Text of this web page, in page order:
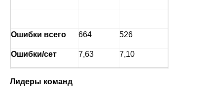
Ошибки всего 664 526
Ошибки/сет 7,63 7,10
Лидеры команд